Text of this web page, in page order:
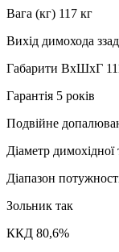
Вага (кг) 117 кг
Вихід димохода
Габарити ВxШxГ
Гарантія 5 років
Подвійне
Діаметр
Діапазон
Зольник так
ККД 80,6%